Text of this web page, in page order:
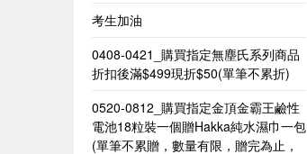
考生加油
0408-0421_購買指定無塵氏系列商品
折扣後滿$499現折$50(單筆不累折)
0520-0812_購買指定金頂金霸王鹼性
電池18粒裝一個贈Hakka純水濕巾一包​
(單筆不累贈，數量有限，贈完為止，